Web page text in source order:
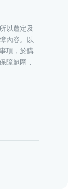
以釐定及
內容。以
項，於購
障範圍，